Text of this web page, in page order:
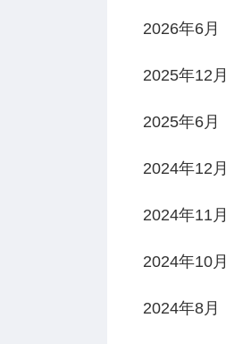
2026年6月
2025年12月
2025年6月
2024年12月
2024年11月
2024年10月
2024年8月